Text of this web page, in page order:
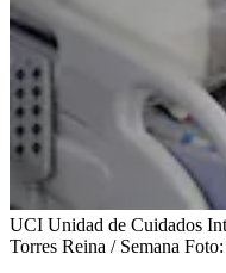
UCI Unidad de Cuidados
Torres Reina / Semana Foto: